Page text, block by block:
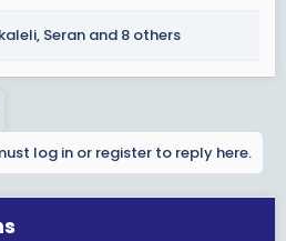
, Seran and 8 others
log in or register to reply here.